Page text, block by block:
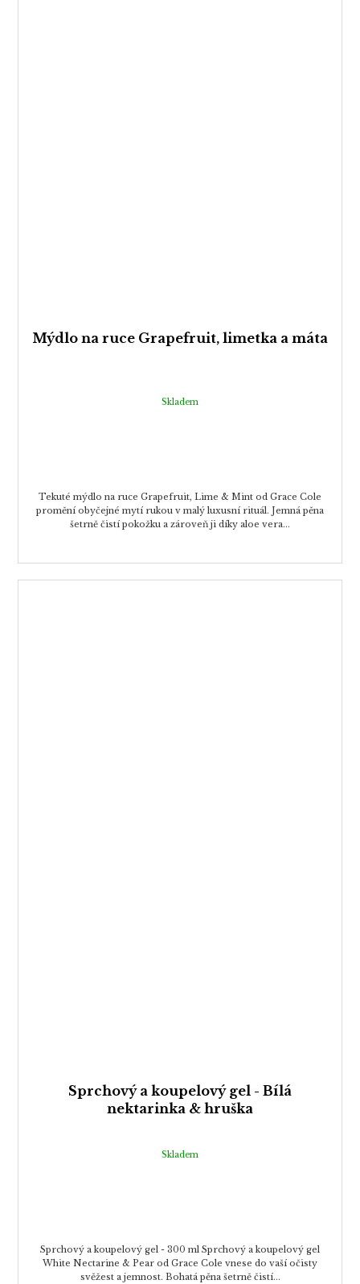
Mýdlo na ruce Grapefruit, limetka a máta
Skladem
Tekuté mýdlo na ruce Grapefruit, Lime & Mint od Grace Cole
promění obyčejné mytí rukou v malý luxusní rituál. Jemná pěna
šetrně čistí pokožku a zároveň ji díky aloe vera...
Sprchový a koupelový gel - Bílá
nektarinka & hruška
Skladem
Sprchový a koupelový gel - 300 ml Sprchový a koupelový gel
White Nectarine & Pear od Grace Cole vnese do vaší očisty
svěžest a jemnost. Bohatá pěna šetrně čistí...